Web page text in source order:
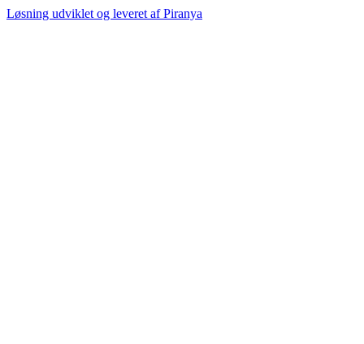
Løsning udviklet og leveret afPiranya